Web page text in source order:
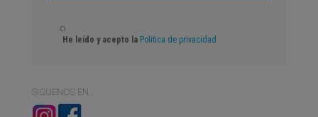
He leído y acepto la Politica de privacidad
SIGUENOS EN…